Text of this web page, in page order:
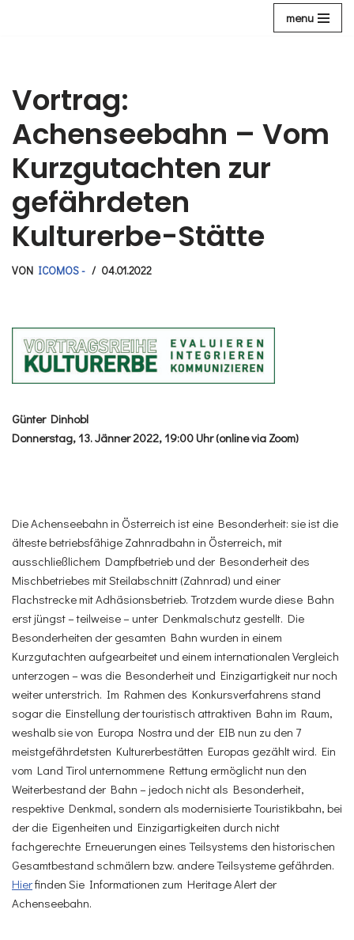
menu
Vortrag:
Achenseebahn – Vom
Kurzgutachten zur
gefährdeten
Kulturerbe-Stätte
VON ICOMOS - 04.01.2022
Günter Dinhobl
Donnerstag, 13. Jänner 2022, 19:00 Uhr (online via Zoom)
Die Achenseebahn in Österreich ist eine Besonderheit: sie ist die
älteste betriebsfähige Zahnradbahn in Österreich, mit
ausschließlichem Dampfbetrieb und der Besonderheit des
Mischbetriebes mit Steilabschnitt (Zahnrad) und einer
Flachstrecke mit Adhäsionsbetrieb. Trotzdem wurde diese Bahn
erst jüngst – teilweise – unter Denkmalschutz gestellt. Die
Besonderheiten der gesamten Bahn wurden in einem
Kurzgutachten aufgearbeitet und einem internationalen Vergleich
unterzogen – was die Besonderheit und Einzigartigkeit nur noch
weiter unterstrich. Im Rahmen des Konkursverfahrens stand
sogar die Einstellung der touristisch attraktiven Bahn im Raum,
weshalb sie von Europa Nostra und der EIB nun zu den 7
meistgefährdetsten Kulturerbestätten Europas gezählt wird. Ein
vom Land Tirol unternommene Rettung ermöglicht nun den
Weiterbestand der Bahn – jedoch nicht als Besonderheit,
respektive Denkmal, sondern als modernisierte Touristikbahn, bei
der die Eigenheiten und Einzigartigkeiten durch nicht
fachgerechte Erneuerungen eines Teilsystems den historischen
Gesamtbestand schmälern bzw. andere Teilsysteme gefährden.
Hierfinden Sie Informationen zum Heritage Alert der
Achenseebahn.